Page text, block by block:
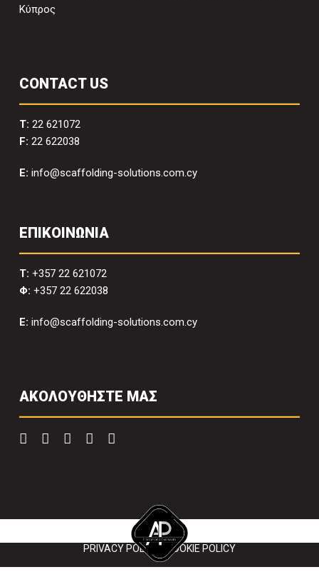
Κύπρος
CONTACT US
T: 22 621072
F: 22 622038
E: info@scaffolding-solutions.com.cy
ΕΠΙΚΟΙΝΩΝΙΑ
T: +357 22 621072
Φ: +357 22 622038
E: info@scaffolding-solutions.com.cy
ΑΚΟΛΟΥΘΗΣΤΕ ΜΑΣ
Copyright 2022 Scaffolding Solutions. All right reserved.
PRIVACY POLICY| COOKIE POLICY